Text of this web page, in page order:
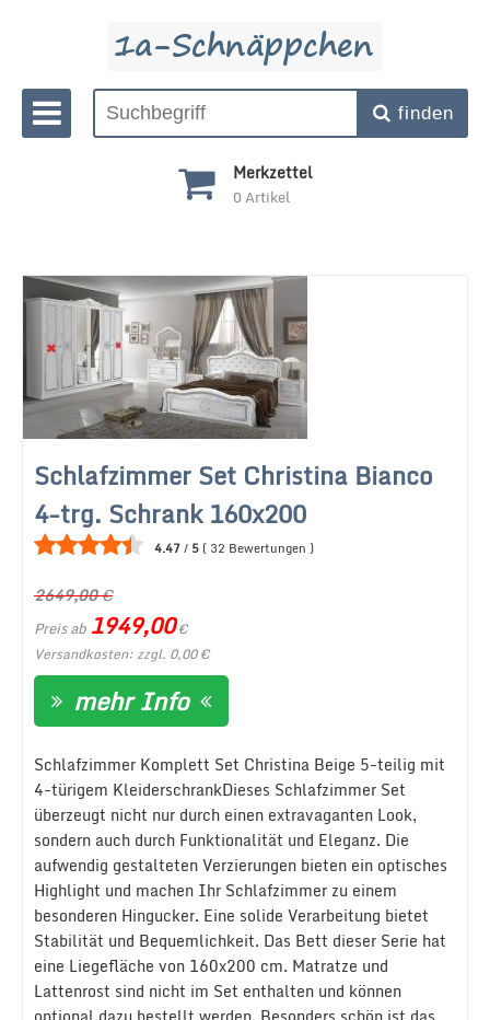
finden
Merkzettel
0Artikel
Schlafzimmer Set Christina Bianco
4-trg. Schrank 160x200
4.47/ 5 ( 32 Bewertungen )
2649,00€
Preis ab 1949,00€
Versandkosten: zzgl. 0,00 €
mehr Info
Schlafzimmer Komplett Set Christina Beige 5-teilig mit
4-türigem KleiderschrankDieses Schlafzimmer Set
überzeugt nicht nur durch einen extravaganten Look,
sondern auch durch Funktionalität und Eleganz. Die
aufwendig gestalteten Verzierungen bieten ein optisches
Highlight und machen Ihr Schlafzimmer zu einem
besonderen Hingucker. Eine solide Verarbeitung bietet
Stabilität und Bequemlichkeit. Das Bett dieser Serie hat
eine Liegefläche von 160x200 cm. Matratze und
Lattenrost sind nicht im Set enthalten und können